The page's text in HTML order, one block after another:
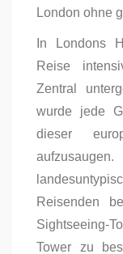
London ohne
In Londons
Reise
Zentral
wurde jede
dieser
Reisenden
Tower zu